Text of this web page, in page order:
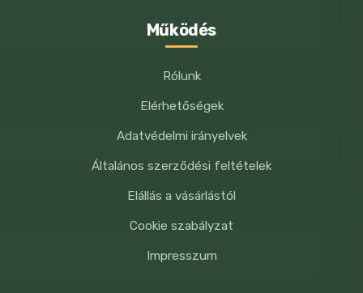
Hús és állati származékok
kivonatok, hal és halszármazékok,
Különféle cukrok, Ásványok, Növényi
Adalékok: aromák
Nedvességtartalom: 87,5%, fehérje:
7,5%, Zsírtartalom: 1,5%, nyershamu:
Működés
Rólunk
Elérhetőségek
Adatvédelmi irányelvek
Általános szerződési feltételek
Elállás a vásárlástól
Cookie szabályzat
Impresszum